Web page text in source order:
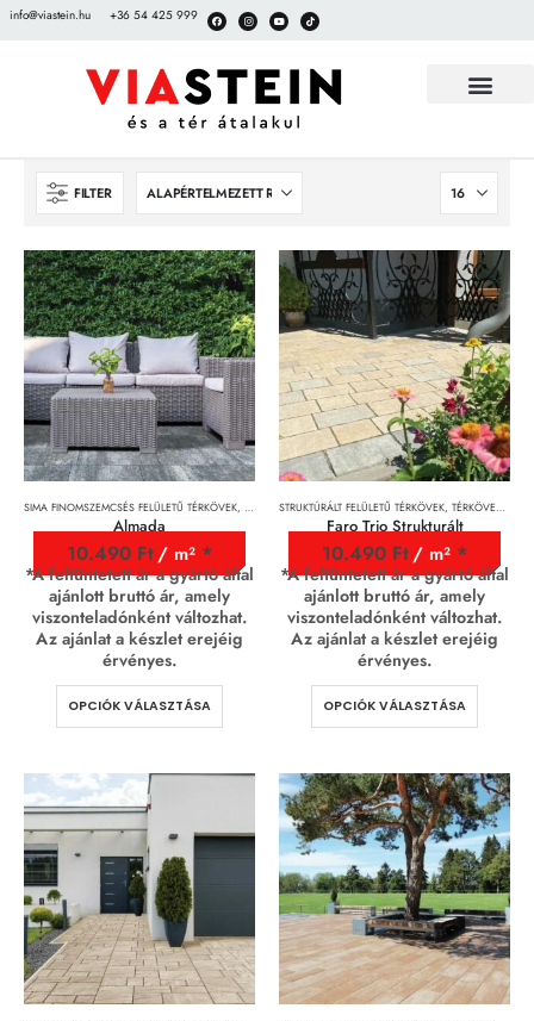
info@viastein.hu +36 54 425 999
FILTER
SIMA FINOMSZEMCSÉS FELÜLETŰ TÉRKÖVEK, TÉRKÖVEK, TÉRKŐRENDSZEREK ÉS LAPOK
Almada
10.490 Ft/ m²
*A feltüntetett ár a gyártó által
ajánlott bruttó ár, amely
viszonteladónként változhat.
Az ajánlat a készlet erejéig
érvényes.
OPCIÓK VÁLASZTÁSA
STRUKTÚRÁLT FELÜLETŰ TÉRKÖVEK, TÉRKÖVEK, TÉRKŐRENDSZEREK ÉS LAPOK
Faro Trio Strukturált
10.490 Ft/ m²
*A feltüntetett ár a gyártó által
ajánlott bruttó ár, amely
viszonteladónként változhat.
Az ajánlat a készlet erejéig
érvényes.
OPCIÓK VÁLASZTÁSA